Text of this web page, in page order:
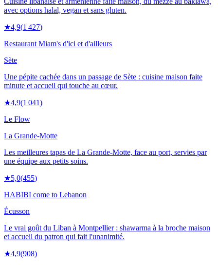
avec options halal, vegan et sans gluten.
★4,9(1 427)
Restaurant Miam's d'ici et d'ailleurs
Sète
Une pépite cachée dans un passage de Sète : cuisine maison faite
minute et accueil qui touche au cœur.
★4,9(1 041)
Le Flow
La Grande-Motte
Les meilleures tapas de La Grande-Motte, face au port, servies par
une équipe aux petits soins.
★5,0(455)
HABIBI come to Lebanon
Écusson
Le vrai goût du Liban à Montpellier : shawarma à la broche maison
et accueil du patron qui fait l'unanimité.
★4,9(908)